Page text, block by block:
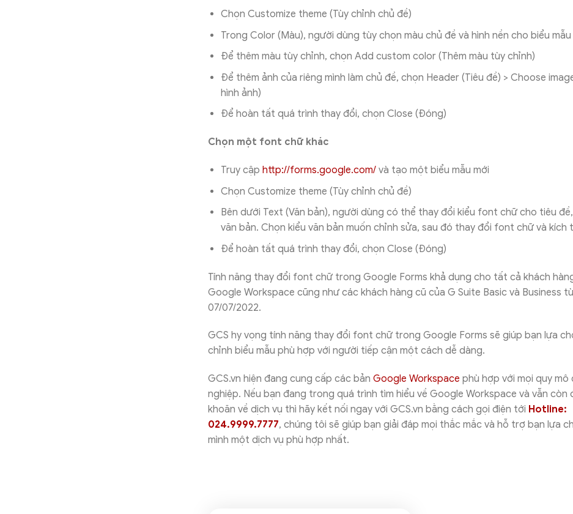
Chọn Customize theme (Tùy chỉnh chủ đề)
Trong Color (Màu), người dùng tùy chọn màu chủ đề và hình nền cho biểu mẫu
Để thêm màu tùy chỉnh, chọn Add custom color (Thêm màu tùy chỉnh)
Để thêm ảnh của riêng mình làm chủ đề, chọn Header (Tiêu đề) > Choose
hình ảnh)
Để hoàn tất quá trình thay đổi, chọn Close (Đóng)
Chọn một font chữ khác
Truy cập http://forms.google.com/và tạo một biểu mẫu mới
Chọn Customize theme (Tùy chỉnh chủ đề)
Bên dưới Text (Văn bản), người dùng có thể thay đổi kiểu font chữ cho tiêu
văn bản. Chọn kiểu văn bản muốn chỉnh sửa, sau đó thay đổi font chữ và kích
Để hoàn tất quá trình thay đổi, chọn Close (Đóng)
Tính năng thay đổi font chữ trong Google Forms khả dụng cho tất cả khách
Google Workspace cũng như các khách hàng cũ của G Suite Basic và Business
07/07/2022.
GCS hy vọng tính năng thay đổi font chữ trong Google Forms sẽ giúp bạn lựa
chỉnh biểu mẫu phù hợp với người tiếp cận một cách dễ dàng.
GCS.vn hiện đang cung cấp các bản Google Workspace phù hợp với mọi quy mô
nghiệp. Nếu bạn đang trong quá trình tìm hiểu về Google Workspace và vẫn còn
khoăn về dịch vụ thì hãy kết nối ngay với GCS.vn bằng cách gọi điện tới Hotline:
024.9999.7777, chúng tôi sẽ giúp bạn giải đáp mọi thắc mắc và hỗ trợ bạn lựa
mình một dịch vụ phù hợp nhất.